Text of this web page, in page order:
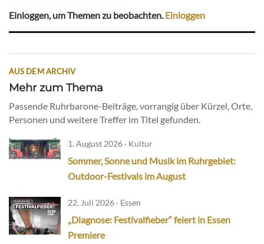
Einloggen, um Themen zu beobachten.Einloggen
AUS DEM ARCHIV
Mehr zum Thema
Passende Ruhrbarone-Beiträge, vorrangig über Kürzel, Orte,
Personen und weitere Treffer im Titel gefunden.
1. August 2026 · Kultur
Sommer, Sonne und Musik im Ruhrgebiet:
Outdoor-Festivals im August
22. Juli 2026 · Essen
„Diagnose: Festivalfieber“ feiert in Essen
Premiere